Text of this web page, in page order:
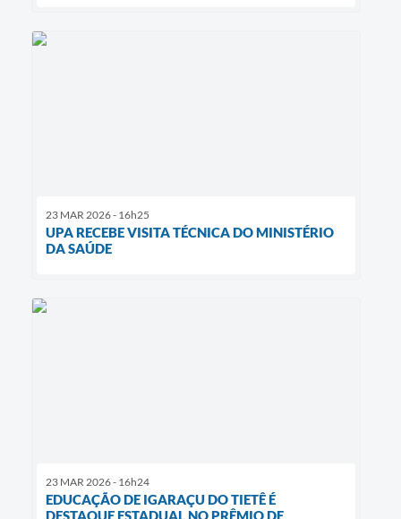
23 MAR 2026 - 16h25
UPA RECEBE VISITA TÉCNICA DO MINISTÉRIO
DA SAÚDE
23 MAR 2026 - 16h24
EDUCAÇÃO DE IGARAÇU DO TIETÊ É
DESTAQUE ESTADUAL NO PRÊMIO DE